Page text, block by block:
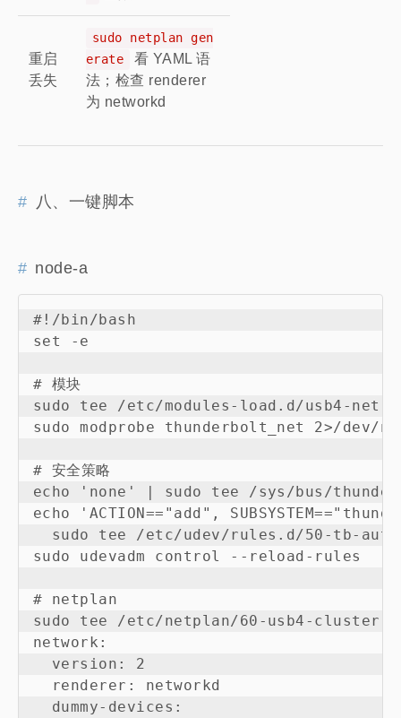
重启
丢失
sudo netplan gen
erate
看 YAML 语
法；检查 renderer
为 networkd
八、一键脚本
node-a
#!/bin/bash
set -e
# 模块
sudo tee /etc/modules-load.d/usb4-
sudo modprobe thunderbolt_net 2>/
# 安全策略
echo 'none' | sudo tee /sys/bus/
echo 'ACTION=="add",
sudo tee /etc/udev/rules.d/50-tb-
sudo udevadm control --reload-rules
# netplan
sudo tee /etc/netplan/60-usb4-
network:
  version: 2
  renderer: networkd
  dummy-devices: